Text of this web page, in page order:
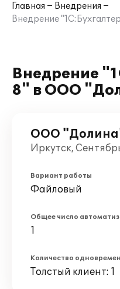
Главная
Внедрения
Внедрение
Внедрение
8" в ООО
ООО
Иркутск,
Вариант работы
Файловый
Общее число
1
Количество
Толстый клиент: 1